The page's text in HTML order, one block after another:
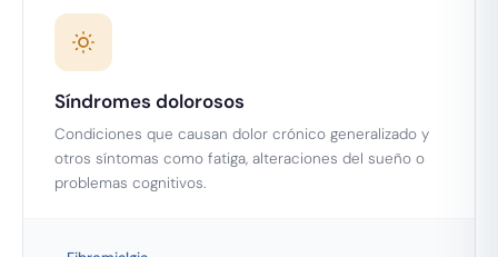
Síndromes dolorosos
Condiciones que causan dolor crónico generalizado y
otros síntomas como fatiga, alteraciones del sueño o
problemas cognitivos.